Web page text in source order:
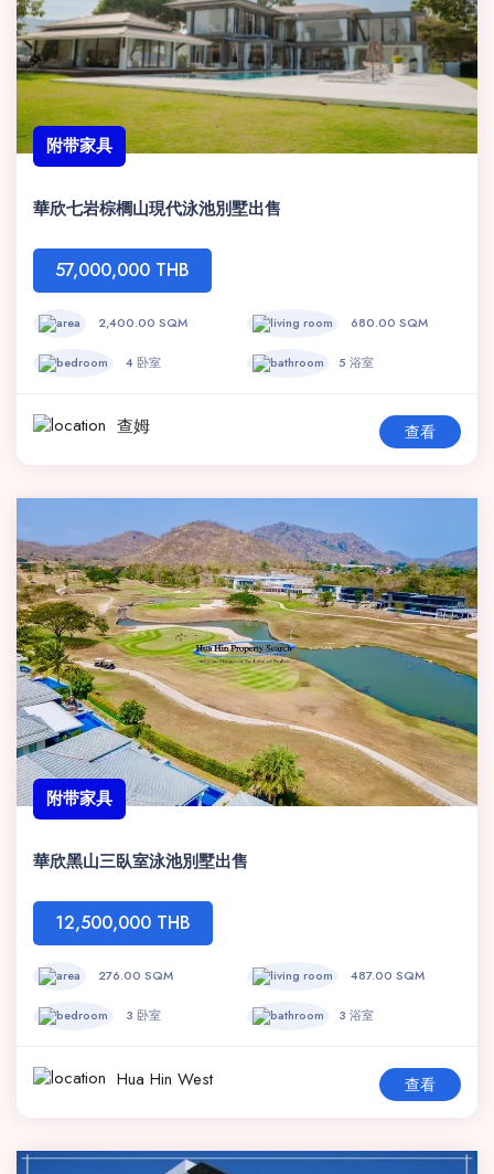
附带家具
華欣七岩棕櫚山現代泳池別墅出售
57,000,000 THB
2,400.00 SQM 680.00 SQM
4 卧室 5 浴室
查姆 查看
附带家具
華欣黑山三臥室泳池別墅出售
12,500,000 THB
276.00 SQM 487.00 SQM
3 卧室 3 浴室
Hua Hin West 查看